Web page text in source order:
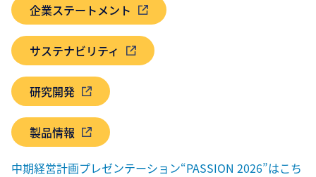
企業ステートメント
サステナビリティ
研究開発
製品情報
中期経営計画プレゼンテーション“PASSION 2026”はこち